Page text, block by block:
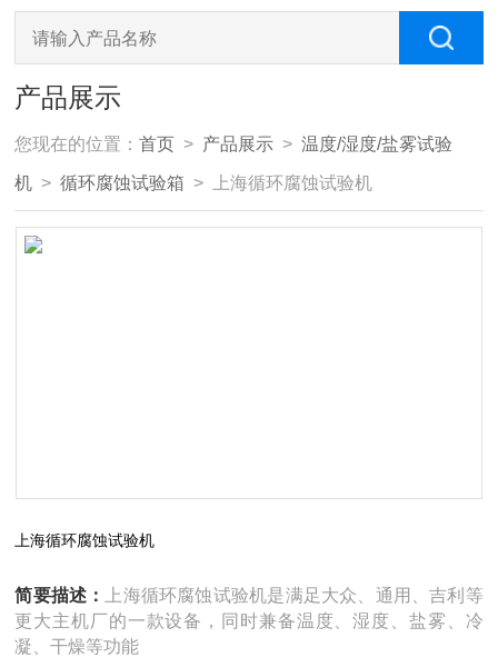
产品展示
您现在的位置：首页 > 产品展示 >温度/湿度/盐雾试验
机 >循环腐蚀试验箱 > 上海循环腐蚀试验机
上海循环腐蚀试验机
简要描述：
上海循环腐蚀试验机是满足大众、通用、吉利等
更大主机厂的一款设备，同时兼备温度、湿度、盐雾、冷
凝、干燥等功能